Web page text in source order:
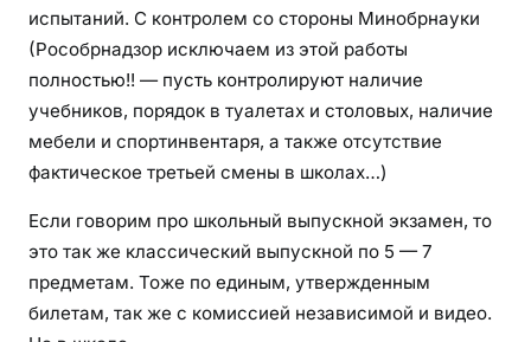
испытаний. С контролем со стороны Минобрнауки
(Рособрнадзор исключаем из этой работы
полностью!! — пусть контролируют наличие
учебников, порядок в туалетах и столовых, наличие
мебели и спортинвентаря, а также отсутствие
фактическое третьей смены в школах…)
Если говорим про школьный выпускной экзамен, то
это так же классический выпускной по 5 — 7
предметам. Тоже по единым, утвержденным
билетам, так же с комиссией независимой и видео.